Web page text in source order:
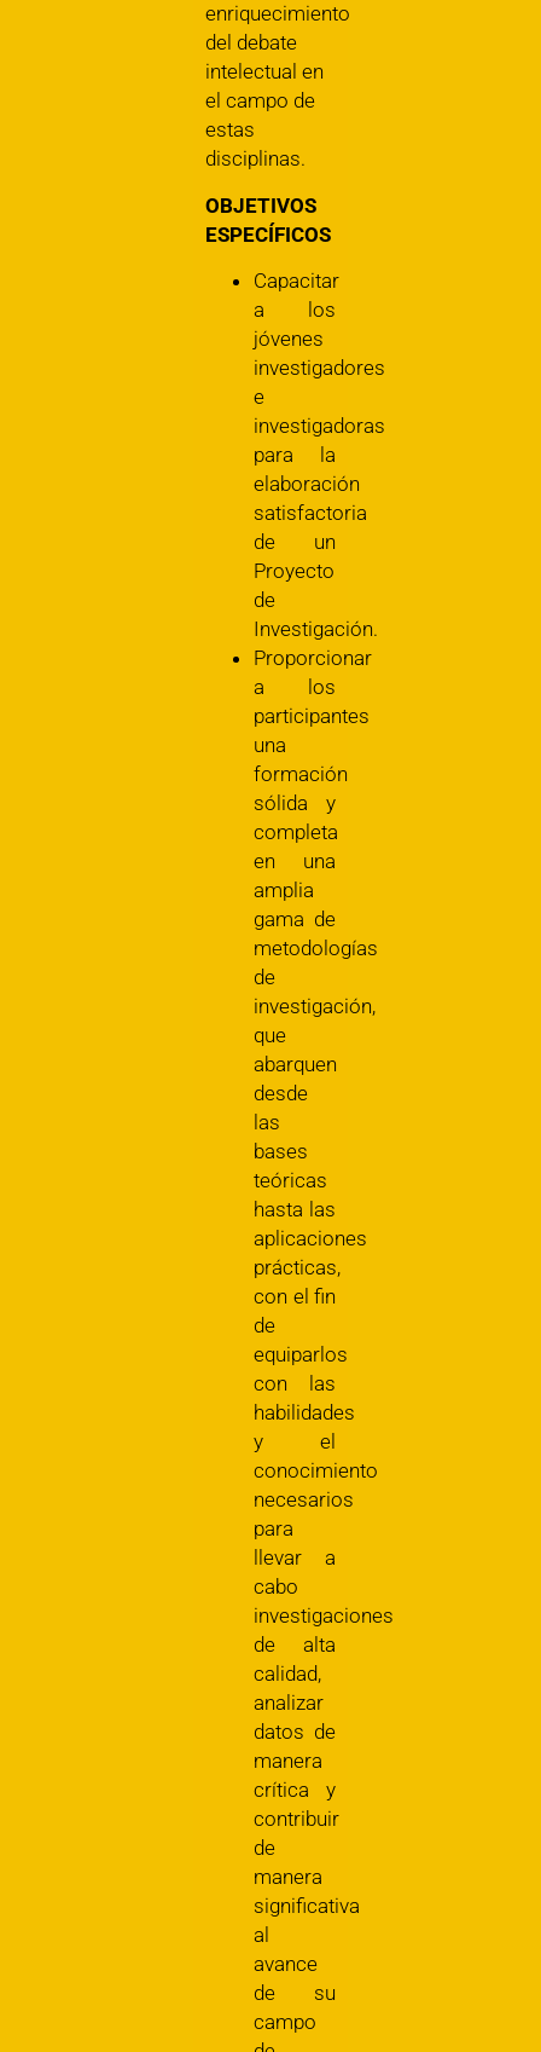
enriquecimiento
del debate
intelectual en
el campo de
estas
disciplinas.
OBJETIVOS
ESPECÍFICOS
Capacitar
a los
jóvenes
investigadores
e
investigadoras
para la
elaboración
satisfactoria
de un
Proyecto
de
Investigación.
Proporcionar
a los
participantes
una
formación
sólida y
completa
en una
amplia
gama de
metodologías
de
investigación,
que
abarquen
desde
las
bases
teóricas
hasta las
aplicaciones
prácticas,
con el fin
de
equiparlos
con las
habilidades
y el
conocimiento
necesarios
para
llevar a
cabo
investigaciones
de alta
calidad,
analizar
datos de
manera
crítica y
contribuir
de
manera
significativa
al
avance
de su
campo